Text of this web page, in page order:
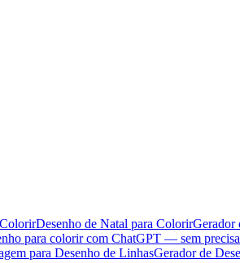
Desenho de Natal para ColorirGerador
para colorir com ChatGPT — sem
para Desenho de LinhasGerador de